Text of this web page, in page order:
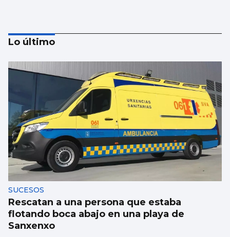
Atlántico
¿Para cuando los baños públicos en A
Ramallosa?
Lo último
SUCESOS
Rescatan a una persona que estaba
flotando boca abajo en una playa de
Sanxenxo